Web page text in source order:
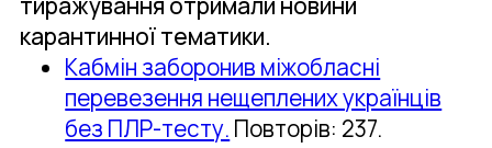
карантинної тематики.
Кабмін заборонив міжобласні
перевезення нещеплених українців
без ПЛР-тесту. Повторів: 237.